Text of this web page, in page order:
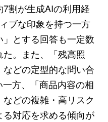
割が生成AIの利用経
ブな印象を持つ一方
とする回答も一定数
。また、「残高照
どの定型的な問い合
方、「商品内容の相
どの複雑・高リスク
対応を求める傾向が